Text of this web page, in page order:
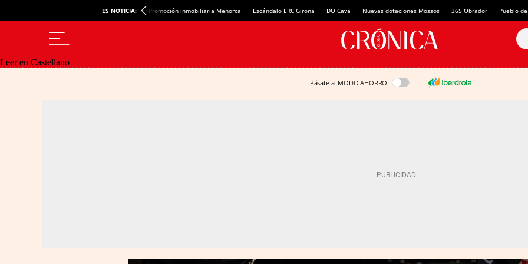
ES NOTICIA: Promoción inmobiliaria Menorca Escándalo ERC Girona DO Cava Nuevas dotaciones Mossos 365 Obrador Pueblo
Leer en Castellano
Pásate al MODO AHORRO